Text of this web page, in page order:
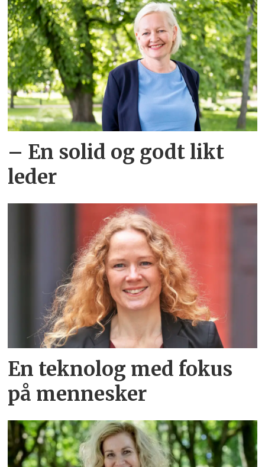
– En solid og godt likt
leder
En teknolog med fokus
på mennesker